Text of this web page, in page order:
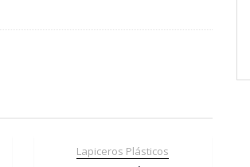
Lapiceros Plásticos